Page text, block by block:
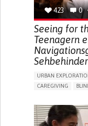
423 0
Seeing for
Teenagern
URBAN
CAREGIVING
ASSISTIVE DAILY
FREQUENT FALLS